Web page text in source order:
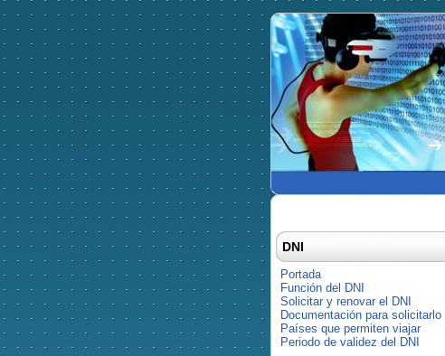
DNI
Portada
Función del DNI
Solicitar y renovar el DNI
Documentación para solicitarlo
Países que permiten viajar
Periodo de validez del DNI